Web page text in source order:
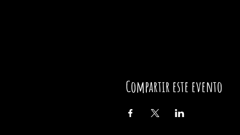
Compartir este evento